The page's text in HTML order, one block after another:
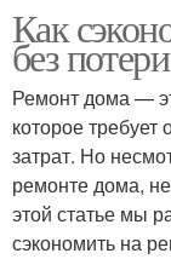
Как
без
Ремонт дома —
которое
затрат. Но
ремонте дома,
этой статье мы
сэкономить на